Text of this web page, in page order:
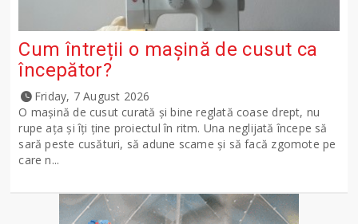
Cum întreții o mașină de cusut ca
începător?
Friday, 7 August 2026
O mașină de cusut curată și bine reglată coase drept, nu
rupe ața și îți ține proiectul în ritm. Una neglijată începe să
sară peste cusături, să adune scame și să facă zgomote pe
care n...